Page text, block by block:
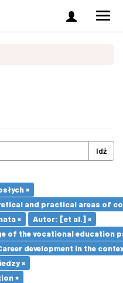
Zaloguj
się
Idź
×
and practical areas of
×
Autor: [et al.] ×
of the vocational education
development in the
×
×